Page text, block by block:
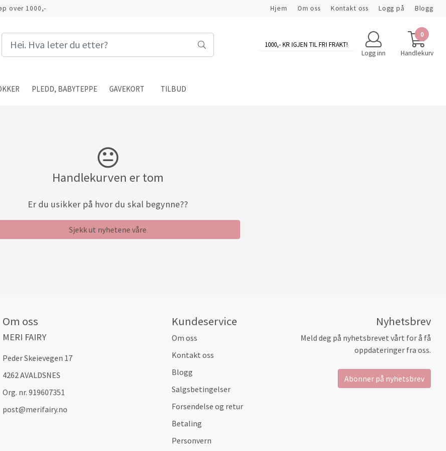
over 1000,- Hjem Om oss Kontakt oss Logg på Blogg
1000,- KR IGJEN TIL FRI FRAKT!
Logg inn
0
Handlekurv
PLEDD, BABYTEPPE GAVEKORT TILBUD
Handlekurven er tom
Er du usikker på hvor du skal begynne??
Sjekk ut nyhetene våre
Om oss
MERI FAIRY
Peder Skeievegen 17
4262 AVALDSNES
Org. nr. 919607351
post@merifairy.no
Kundeservice
Om oss
Kontakt oss
Blogg
Salgsbetingelser
Forsendelse og retur
Betaling
Personvern
Nyhetsbrev
Meld deg på nyhetsbrevet vårt for å få
oppdateringer fra oss.
Abonner på nyhetsbrev